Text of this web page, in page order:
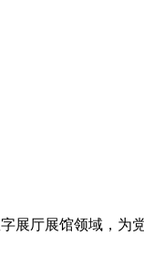
展厅展馆领域，